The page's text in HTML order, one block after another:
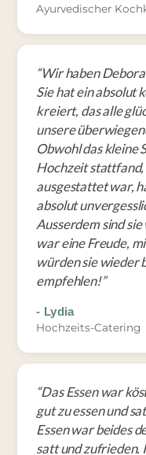
Ayurvedischer
“Wir haben
Sie hat ein absolut
kreiert, das alle
unsere
Obwohl das kleine
Hochzeit
ausgestattet war,
absolut
Ausserdem sind
war eine Freude,
würden sie wieder
empfehlen!”
- Lydia
Hochzeits-Catering
“Das Essen war
gut zu essen und
Essen war beides
satt und zufrieden.